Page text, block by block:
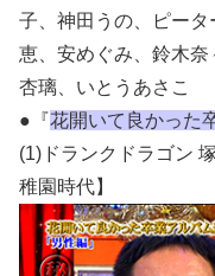
子、神田うの、ピー
恵、安めぐみ、鈴木
杏璃、いとうあさこ
●『花開いて良かった
(1)ドランクドラゴン
稚園時代】